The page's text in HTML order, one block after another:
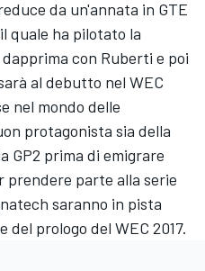
da un'annata in GTE
quale ha pilotato la
con Ruberti e poi
al debutto nel WEC
nel mondo delle
protagonista sia della
GP2 prima di emigrare
prendere parte alla serie
saranno in pista
del prologo del WEC 2017.